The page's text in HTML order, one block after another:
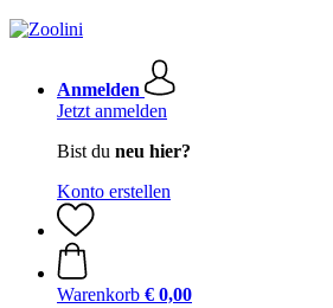
Anmelden
Jetzt anmelden
Bist du neu hier?
Konto erstellen
Warenkorb € 0,00